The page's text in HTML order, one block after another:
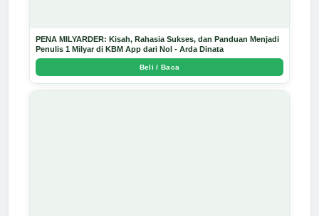
PENA MILYARDER: Kisah, Rahasia Sukses, dan Panduan Menjadi
Penulis 1 Milyar di KBM App dari Nol - Arda Dinata
Beli / Baca